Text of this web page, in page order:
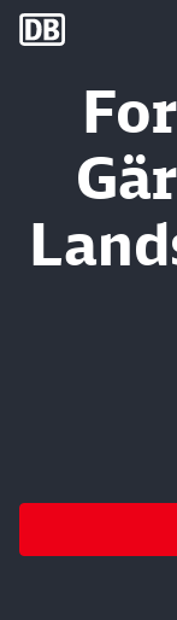
DB Group